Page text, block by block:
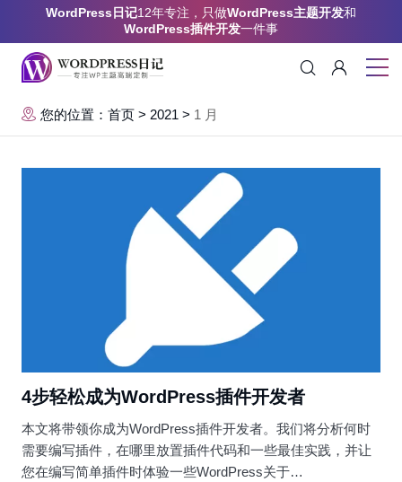
WordPress日记12年专注，只做WordPress主题开发和
WordPress插件开发一件事
您的位置：首页 > 2021 > 1 月
4步轻松成为WordPress插件开发者
本文将带领你成为WordPress插件开发者。我们将分析何时
需要编写插件，在哪里放置插件代码和一些最佳实践，并让
您在编写简单插件时体验一些WordPress关于…